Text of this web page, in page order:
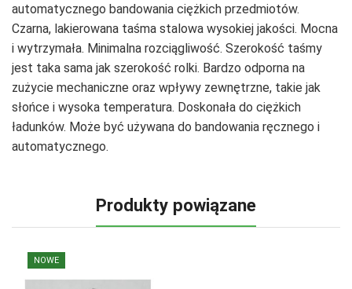
automatycznego bandowania ciężkich przedmiotów.
Czarna, lakierowana taśma stalowa wysokiej jakości. Mocna
i wytrzymała. Minimalna rozciągliwość. Szerokość taśmy
jest taka sama jak szerokość rolki. Bardzo odporna na
zużycie mechaniczne oraz wpływy zewnętrzne, takie jak
słońce i wysoka temperatura. Doskonała do ciężkich
ładunków. Może być używana do bandowania ręcznego i
automatycznego.
Produkty powiązane
NOWE